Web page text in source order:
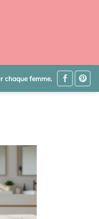
chaque femme.